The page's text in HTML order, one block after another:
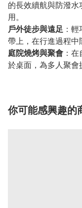
的長效續航與防潑
用。
戶外徒步與遠足 ：
帶上，在行進過程中
庭院燒烤與聚會 ：
於桌面，為多人聚會
你可能感興趣的